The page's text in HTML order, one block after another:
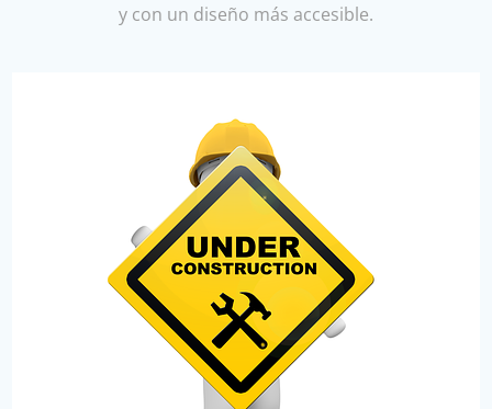
y con un diseño más accesible.